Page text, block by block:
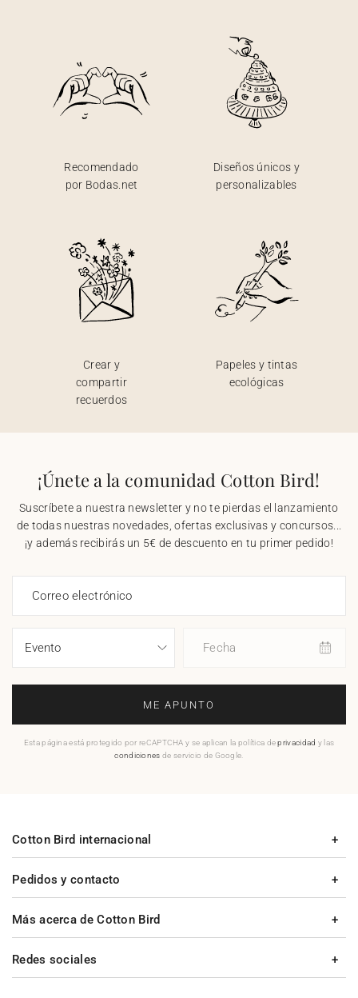
Recomendado
por Bodas.net
Diseños únicos y
personalizables
Crear y
compartir
recuerdos
Papeles y tintas
ecológicas
¡Únete a la comunidad Cotton Bird!
Suscríbete a nuestra newsletter y no te pierdas el lanzamiento
de todas nuestras novedades, ofertas exclusivas y concursos...
¡y además recibirás un 5€ de descuento en tu primer pedido!
Correo electrónico
Fecha
ME APUNTO
Esta página está protegido por reCAPTCHA y se aplican la política deprivacidad y las
condiciones de servicio de Google.
Pedidos y contacto
Más acerca de Cotton Bird
Cotton Bird internacional
Redes sociales